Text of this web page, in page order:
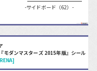
-サイドボード（62）-
モダンマスターズ 2015年版』シール